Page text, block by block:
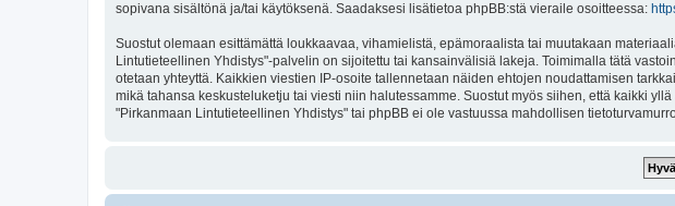
sopivana sisältönä ja/tai käytöksenä. Saadaksesi lisätietoa phpBB:stä vieraile osoitteessa:
Suostut olemaan esittämättä loukkaavaa, vihamielistä, epämoraalista tai muutakaan
Lintutieteellinen Yhdistys"-palvelin on sijoitettu tai kansainvälisiä lakeja. Toimimalla tätä
otetaan yhteyttä. Kaikkien viestien IP-osoite tallennetaan näiden ehtojen noudattamisen
mikä tahansa keskusteluketju tai viesti niin halutessamme. Suostut myös siihen, että kaikki
"Pirkanmaan Lintutieteellinen Yhdistys" tai phpBB ei ole vastuussa mahdollisen